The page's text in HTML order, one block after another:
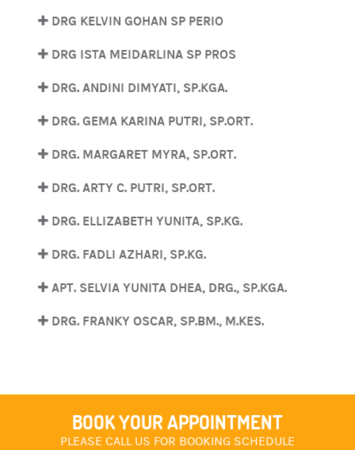
DRG KELVIN GOHAN SP PERIO
DRG ISTA MEIDARLINA SP PROS
DRG. ANDINI DIMYATI, SP.KGA.
DRG. GEMA KARINA PUTRI, SP.ORT.
DRG. MARGARET MYRA, SP.ORT.
DRG. ARTY C. PUTRI, SP.ORT.
DRG. ELLIZABETH YUNITA, SP.KG.
DRG. FADLI AZHARI, SP.KG.
APT. SELVIA YUNITA DHEA, DRG., SP.KGA.
DRG. FRANKY OSCAR, SP.BM., M.KES.
BOOK YOUR APPOINTMENT
PLEASE CALL US FOR BOOKING SCHEDULE